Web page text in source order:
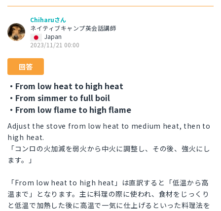
Chiharuさん
ネイティブキャンプ英会話講師
Japan
2023/11/21 00:00
回答
・From low heat to high heat
・From simmer to full boil
・From low flame to high flame
Adjust the stove from low heat to medium heat, then to
high heat.
「コンロの火加減を弱火から中火に調整し、その後、強火にし
ます。」
「From low heat to high heat」は直訳すると「低温から高
温まで」となります。主に料理の際に使われ、食材をじっくり
と低温で加熱した後に高温で一気に仕上げるといった料理法を